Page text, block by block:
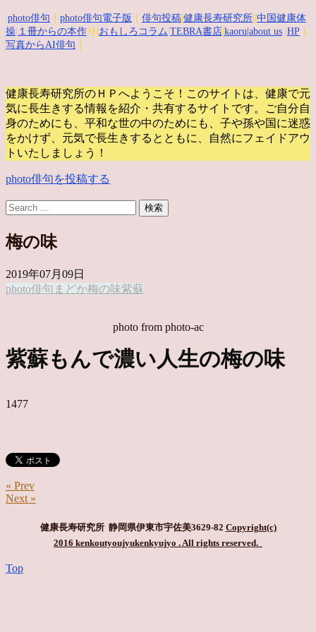
photo俳句 photo俳句電子版 俳句投稿 健康長寿研究所 中国健康体
操 １冊からの本作 り| おもしろコラム TEBRA書店 kaoru |about us HP
写真からAI俳句
健康長寿研究所のＨＰへようこそ！このサイトは、健康で元
気に長生きする情報を紹介・共有するサイトです。
ご自分自
身のためにも、平和な世の中のためにも、子や孫や国に迷惑
をかけず、元気で長生きするとともに、自然にフェイドアウ
トいたしましょう！
photo俳句を投稿する
梅の味
2019年07月09日
photo俳句 まどか梅の味紫蘇
photo from photo-ac
紫蘇もんで濃い人生の梅の味
1477
« Prev
Next »
健康長寿研究所 静岡県伊東市宇佐美3629-82 Copyright(c)
2016 kenkoutyoujyukenkyujyo . All rights reserved.
Top